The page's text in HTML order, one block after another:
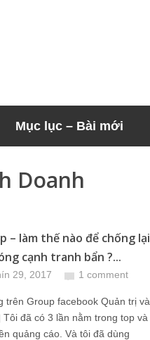
Mục lục – Bài mới
Doanh
– làm thế nào để chống lại
cạnh tranh bẩn ?...
29, 2017 1 comment
trên Group facebook Quản trị và
Tôi đã có 3 lần nằm trong top và
quảng cáo. Và tôi đã dùng